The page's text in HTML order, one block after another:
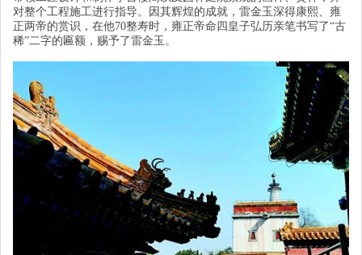
对整个工程施工进行指导。因其辉煌的成就，雷金玉深得康熙、雍
正两帝的赏识，在他70整寿时，雍正帝命四皇子弘历亲笔书写了“古
稀”二字的匾额，赐予了雷金玉。